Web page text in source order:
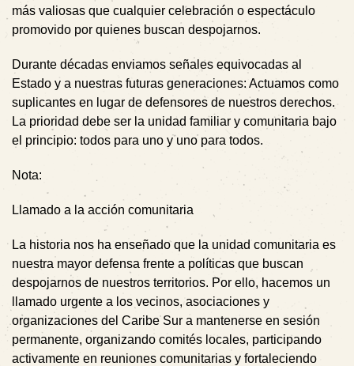
más valiosas que cualquier celebración o espectáculo
promovido por quienes buscan despojarnos.
Durante décadas enviamos señales equivocadas al
Estado y a nuestras futuras generaciones: Actuamos como
suplicantes en lugar de defensores de nuestros derechos.
La prioridad debe ser la unidad familiar y comunitaria bajo
el principio: todos para uno y uno para todos.
Nota:
Llamado a la acción comunitaria
La historia nos ha enseñado que la unidad comunitaria es
nuestra mayor defensa frente a políticas que buscan
despojarnos de nuestros territorios. Por ello, hacemos un
llamado urgente a los vecinos, asociaciones y
organizaciones del Caribe Sur a mantenerse en sesión
permanente, organizando comités locales, participando
activamente en reuniones comunitarias y fortaleciendo